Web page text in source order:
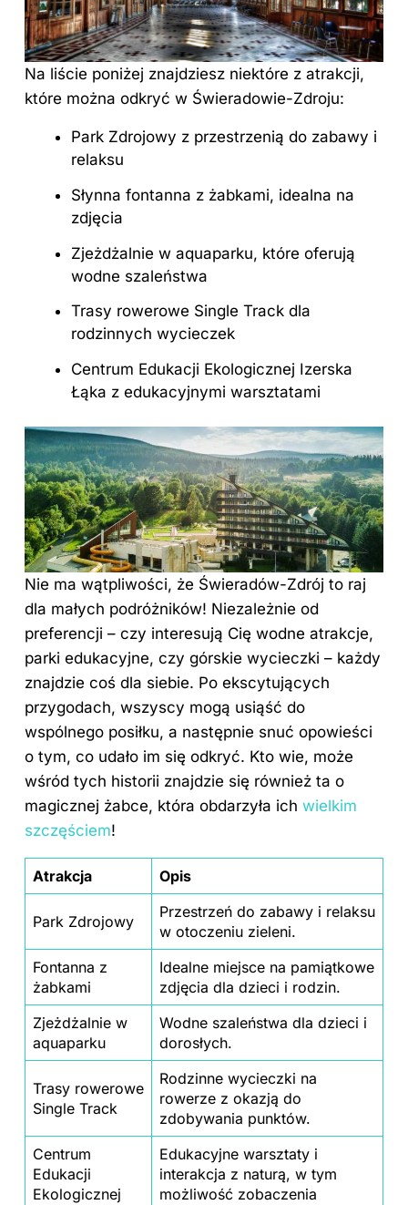
Na liście poniżej znajdziesz niektóre z atrakcji,
które można odkryć w Świeradowie-Zdroju:
Park Zdrojowy z przestrzenią do zabawy i
relaksu
Słynna fontanna z żabkami, idealna na
zdjęcia
Zjeżdżalnie w aquaparku, które oferują
wodne szaleństwa
Trasy rowerowe Single Track dla
rodzinnych wycieczek
Centrum Edukacji Ekologicznej Izerska
Łąka z edukacyjnymi warsztatami
Nie ma wątpliwości, że Świeradów-Zdrój to raj
dla małych podróżników! Niezależnie od
preferencji – czy interesują Cię wodne atrakcje,
parki edukacyjne, czy górskie wycieczki – każdy
znajdzie coś dla siebie. Po ekscytujących
przygodach, wszyscy mogą usiąść do
wspólnego posiłku, a następnie snuć opowieści
o tym, co udało im się odkryć. Kto wie, może
wśród tych historii znajdzie się również ta o
magicznej żabce, która obdarzyła ich wielkim
szczęściem!
Atrakcja Opis
Park Zdrojowy
Przestrzeń do zabawy i relaksu
w otoczeniu zieleni.
Fontanna z
żabkami
Idealne miejsce na pamiątkowe
zdjęcia dla dzieci i rodzin.
Zjeżdżalnie w
aquaparku
Wodne szaleństwa dla dzieci i
dorosłych.
Trasy rowerowe
Single Track
Rodzinne wycieczki na
rowerze z okazją do
zdobywania punktów.
Centrum
Edukacji
Ekologicznej
Edukacyjne warsztaty i
interakcja z naturą, w tym
możliwość zobaczenia